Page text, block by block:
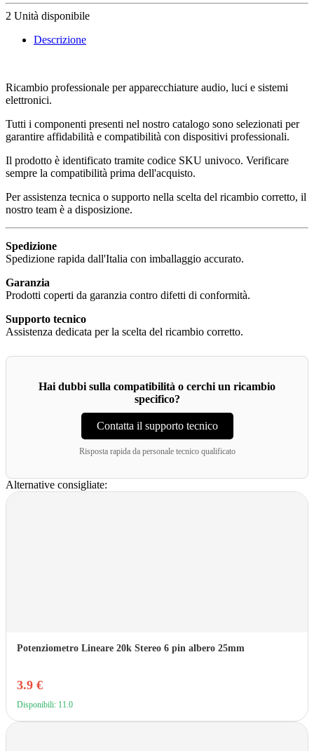
2 Unità disponibile
Descrizione
Ricambio professionale per apparecchiature audio, luci e sistemi
elettronici.
Tutti i componenti presenti nel nostro catalogo sono selezionati per
garantire affidabilità e compatibilità con dispositivi professionali.
Il prodotto è identificato tramite codice SKU univoco. Verificare
sempre la compatibilità prima dell'acquisto.
Per assistenza tecnica o supporto nella scelta del ricambio corretto, il
nostro team è a disposizione.
Spedizione
Spedizione rapida dall'Italia con imballaggio accurato.
Garanzia
Prodotti coperti da garanzia contro difetti di conformità.
Supporto tecnico
Assistenza dedicata per la scelta del ricambio corretto.
Hai dubbi sulla compatibilità o cerchi un ricambio
specifico?
Contatta il supporto tecnico
Risposta rapida da personale tecnico qualificato
Alternative consigliate:
Potenziometro Lineare 20k Stereo 6 pin albero 25mm
3.9 €
Disponibili: 11.0